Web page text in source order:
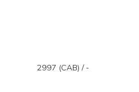
2997 (CAB) / -